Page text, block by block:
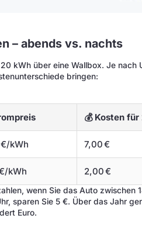
– abends vs. nachts
kWh über eine Wallbox. Je nach
bringen:
💰 Kosten für
kWh 7,00 €
kWh 2,00 €
wenn Sie das Auto zwischen
sparen Sie 5 €. Über das Jahr
Euro.